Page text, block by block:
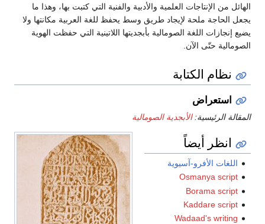
الهائل من الإنتاجات العلمية والأدبية والفنية التي كتبت بها، وهذا ما
يجعل الحاجة ملحة لإيجاد طريق وسط يحفظ للغة العربية مكانتها ولا
يضيع إنجازات اللغة الصومالية بأبجديتها اللاتينية التي حفظت الهوية
الصومالية حتّى الآن.
نظام الكتابة
استعراض
المقالة الرئيسية:الأبجدية الصومالية
انظر أيضاً
اللغات الأفرو-آسيوية
Osmanya script
Borama script
Kaddare script
Wadaad's writing